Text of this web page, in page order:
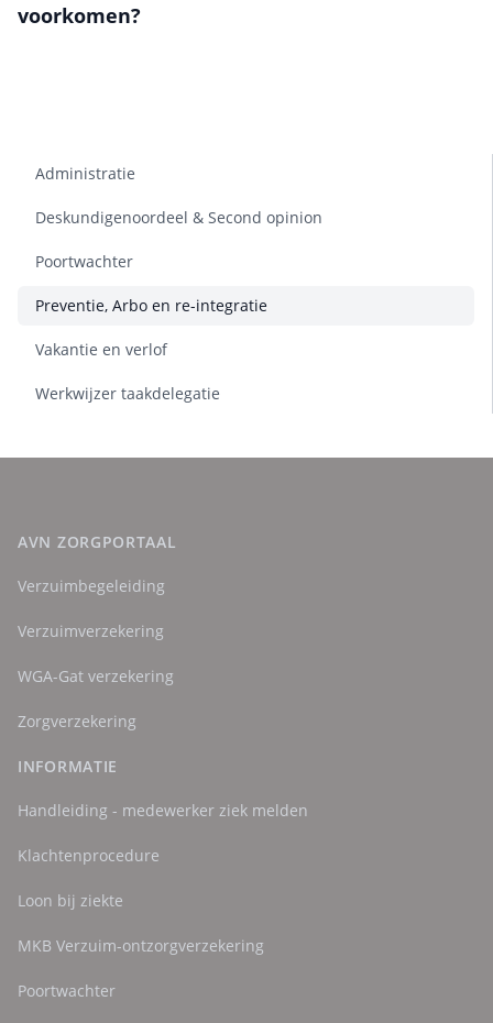
voorkomen?
Administratie
Deskundigenoordeel & Second opinion
Poortwachter
Preventie, Arbo en re-integratie
Vakantie en verlof
Werkwijzer taakdelegatie
AVN ZORGPORTAAL
Verzuimbegeleiding
Verzuimverzekering
WGA-Gat verzekering
Zorgverzekering
INFORMATIE
Handleiding - medewerker ziek melden
Klachtenprocedure
Loon bij ziekte
MKB Verzuim-ontzorgverzekering
Poortwachter